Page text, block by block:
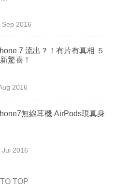
Sep 2016
7 流出？！有片有真相 ５
驚喜！
2016
無線耳機 AirPods現真身
Jul 2016
TOP